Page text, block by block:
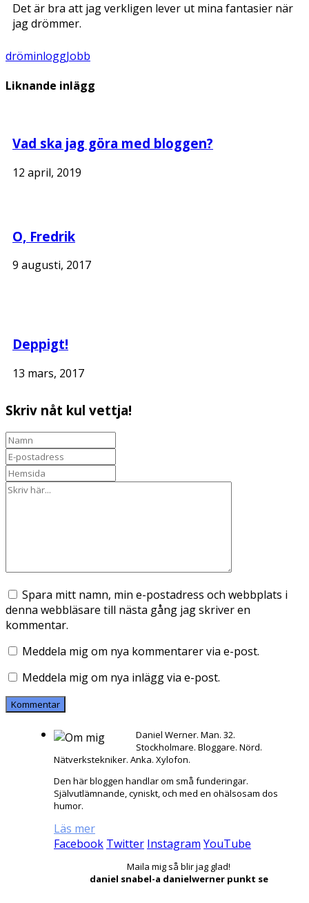
Det är bra att jag verkligen lever ut mina fantasier när
jag drömmer.
dröminloggJobb
Liknande inlägg
Vad ska jag göra med bloggen?
12 april, 2019
O, Fredrik
9 augusti, 2017
Deppigt!
13 mars, 2017
Skriv nåt kul vettja!
Spara mitt namn, min e-postadress och webbplats i
denna webbläsare till nästa gång jag skriver en
kommentar.
Meddela mig om nya kommentarer via e-post.
Meddela mig om nya inlägg via e-post.
Daniel Werner. Man. 32.
Stockholmare. Bloggare. Nörd.
Nätverkstekniker. Anka. Xylofon.
Den här bloggen handlar om små funderingar.
Självutlämnande, cyniskt, och med en ohälsosam dos
humor.
Läs mer
Facebook Twitter Instagram YouTube
Maila mig så blir jag glad!
daniel snabel-a danielwerner punkt se